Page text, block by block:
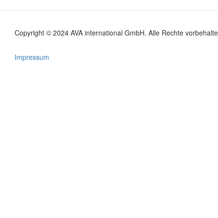
Copyright © 2024 AVA international GmbH. Alle Rechte
menu
Impressum